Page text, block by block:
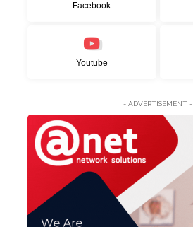
Facebook
Youtube
- ADVERTISEMENT -